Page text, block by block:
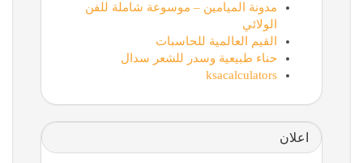
مدونة الميامين – موسوعة شاملة للفن
الولائي
القيم العالمية للحاسبات
حناء طبيعية وسدر للشعر سدال
ksacalculators
اعلان